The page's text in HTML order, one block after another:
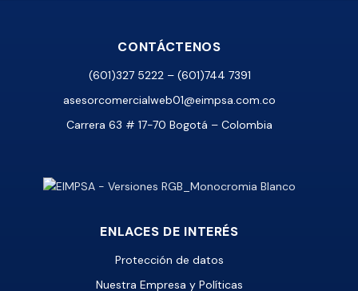
CONTÁCTENOS
(601)327 5222 – (601)744 7391
asesorcomercialweb01@eimpsa.com.co
Carrera 63 # 17-70 Bogotá – Colombia
ENLACES DE INTERÉS
Protección de datos
Nuestra Empresa y Políticas